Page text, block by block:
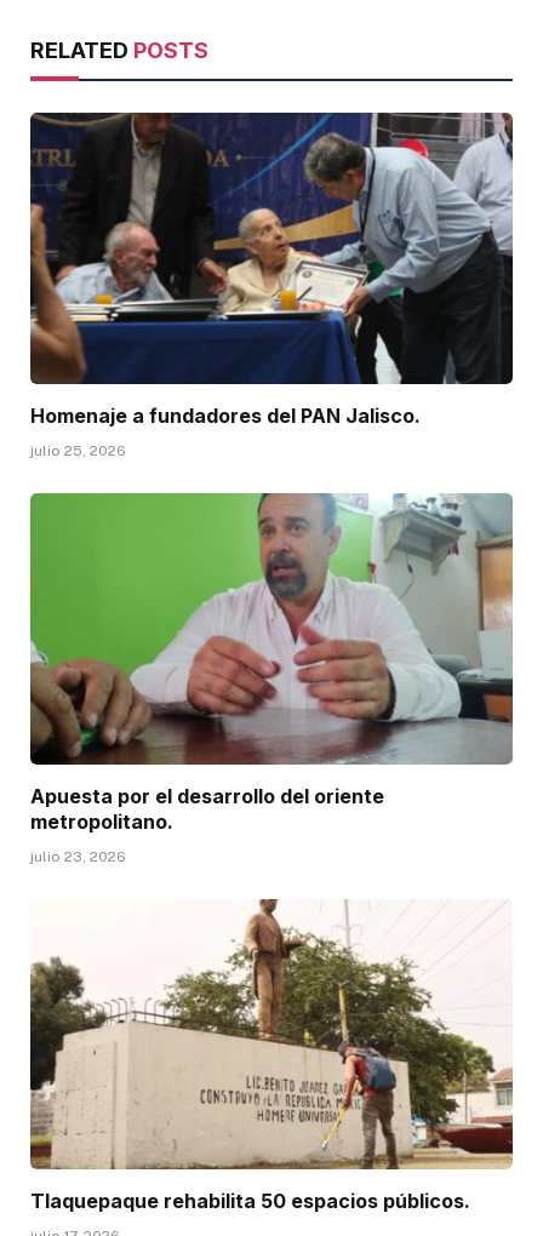
RELATED POSTS
Homenaje a fundadores del PAN Jalisco.
julio 25, 2026
Apuesta por el desarrollo del oriente
metropolitano.
julio 23, 2026
Tlaquepaque rehabilita 50 espacios públicos.